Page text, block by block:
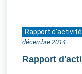
Rapport d'activité
décembre 2014
Rapport